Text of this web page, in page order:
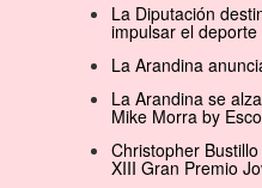
La Diputación
impulsar el
La Arandina
La Arandina se
Mike Morra by
Christopher
XIII Gran Premio